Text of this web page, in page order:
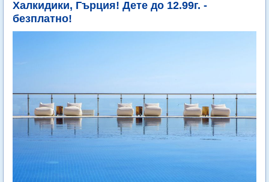
Халкидики, Гърция! Дете до 12.99г. -
безплатно!